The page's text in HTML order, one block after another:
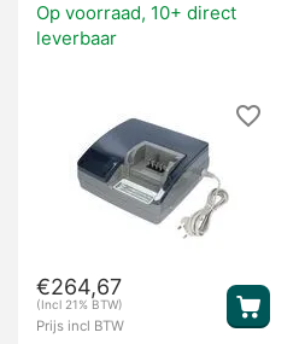
Op voorraad, 10+ direct
leverbaar
€264,67
(Incl 21% BTW)
Prijs incl BTW